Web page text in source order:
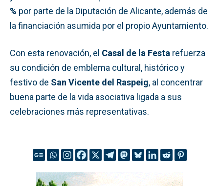
% por parte de la Diputación de Alicante, además de
la financiación asumida por el propio Ayuntamiento.
Con esta renovación, el Casal de la Festa refuerza
su condición de emblema cultural, histórico y
festivo de San Vicente del Raspeig, al concentrar
buena parte de la vida asociativa ligada a sus
celebraciones más representativas.